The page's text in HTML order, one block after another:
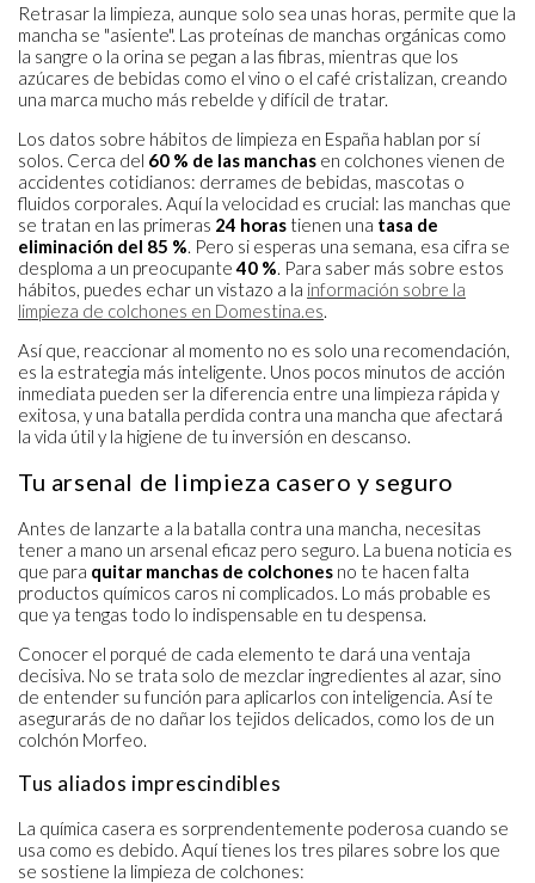
Retrasar la limpieza, aunque solo sea unas horas, permite que la
mancha se "asiente". Las proteínas de manchas orgánicas como
la sangre o la orina se pegan a las fibras, mientras que los
azúcares de bebidas como el vino o el café cristalizan, creando
una marca mucho más rebelde y difícil de tratar.
Los datos sobre hábitos de limpieza en España hablan por sí
solos. Cerca del 60 % de las manchas en colchones vienen de
accidentes cotidianos: derrames de bebidas, mascotas o
fluidos corporales. Aquí la velocidad es crucial: las manchas que
se tratan en las primeras 24 horas tienen una tasa de
eliminación del 85 % . Pero si esperas una semana, esa cifra se
desploma a un preocupante40 % . Para saber más sobre estos
hábitos, puedes echar un vistazo a la información sobre la
limpieza de colchones en Domestina.es
Así que, reaccionar al momento no es solo una recomendación,
es la estrategia más inteligente. Unos pocos minutos de acción
inmediata pueden ser la diferencia entre una limpieza rápida y
exitosa, y una batalla perdida contra una mancha que afectará
la vida útil y la higiene de tu inversión en descanso.
Tu arsenal de limpieza casero y seguro
Antes de lanzarte a la batalla contra una mancha, necesitas
tener a mano un arsenal eficaz pero seguro. La buena noticia es
que para quitar manchas de colchones no te hacen falta
productos químicos caros ni complicados. Lo más probable es
que ya tengas todo lo indispensable en tu despensa.
Conocer el porqué de cada elemento te dará una ventaja
decisiva. No se trata solo de mezclar ingredientes al azar, sino
de entender su función para aplicarlos con inteligencia. Así te
asegurarás de no dañar los tejidos delicados, como los de un
colchón Morfeo.
Tus aliados imprescindibles
La química casera es sorprendentemente poderosa cuando se
usa como es debido. Aquí tienes los tres pilares sobre los que
se sostiene la limpieza de colchones: